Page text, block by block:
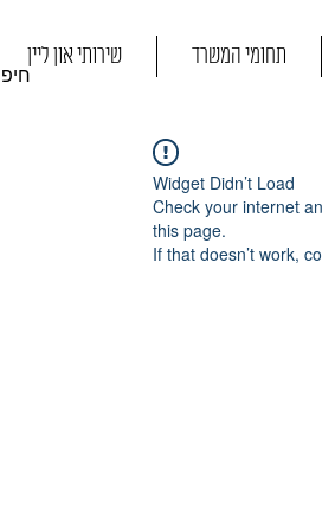
שירותי און ליין תחומי המשרד
Widget Didn’t Load
Check your internet
this page.
If that doesn’t work,